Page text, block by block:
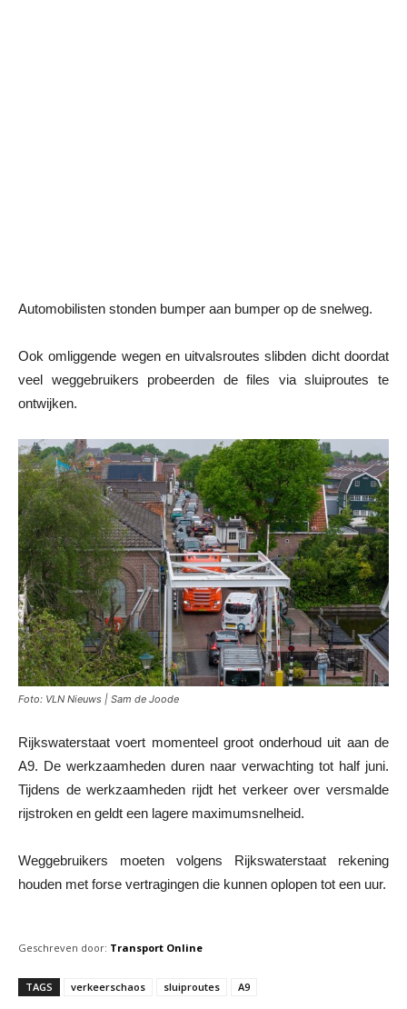
Automobilisten stonden bumper aan bumper op de snelweg.
Ook omliggende wegen en uitvalsroutes slibden dicht doordat
veel weggebruikers probeerden de files via sluiproutes te
ontwijken.
Foto: VLN Nieuws | Sam de Joode
Rijkswaterstaat voert momenteel groot onderhoud uit aan de
A9. De werkzaamheden duren naar verwachting tot half juni.
Tijdens de werkzaamheden rijdt het verkeer over versmalde
rijstroken en geldt een lagere maximumsnelheid.
Weggebruikers moeten volgens Rijkswaterstaat rekening
houden met forse vertragingen die kunnen oplopen tot een uur.
Geschreven door: Transport Online
TAGS verkeerschaos sluiproutes A9